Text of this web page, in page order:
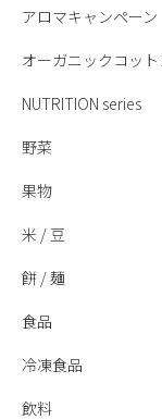
アロマキャンペーン
オーガニックコッ
NUTRITION series
野菜
果物
米 / 豆
餅 / 麺
食品
冷凍食品
飲料